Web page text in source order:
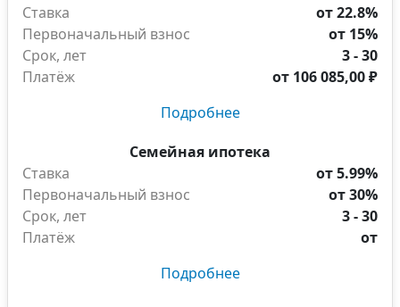
Ставка
от 22.8%
Первоначальный взнос
от 15%
Срок, лет
3 - 30
Платёж
от 106 085,00 ₽
Подробнее
Семейная ипотека
Ставка
от 5.99%
Первоначальный взнос
от 30%
Срок, лет
3 - 30
Платёж
от
Подробнее